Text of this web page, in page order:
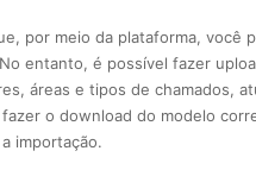
por meio da plataforma, você
entanto, é possível fazer
áreas e tipos de chamados,
o download do modelo
importação.